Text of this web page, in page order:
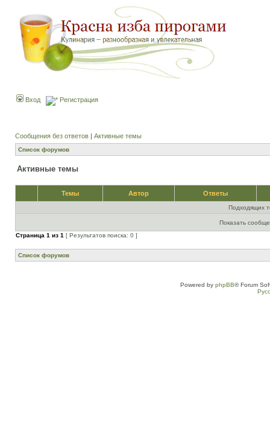
Вход Регистрация
Сообщения без ответов | Активные темы
Список форумов
Активные темы
Темы Автор Ответы
Подходящих
Показать
Страница 1 из 1 [ Результатов поиска: 0 ]
Список форумов
Powered by phpBB® Forum